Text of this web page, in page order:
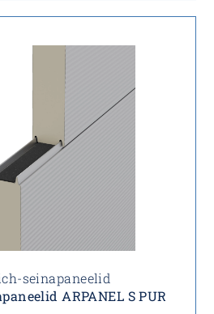
seinapaneelid
ARPANEL S PUR